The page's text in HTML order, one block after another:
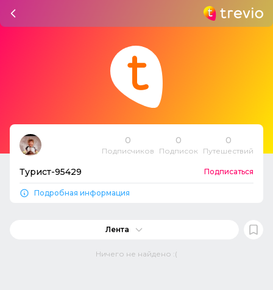
0
Подписчиков
0
Подписок
0
Путешествий
Турист-95429 Подписаться
Подробная информация
Лента
Ничего не найдено :(